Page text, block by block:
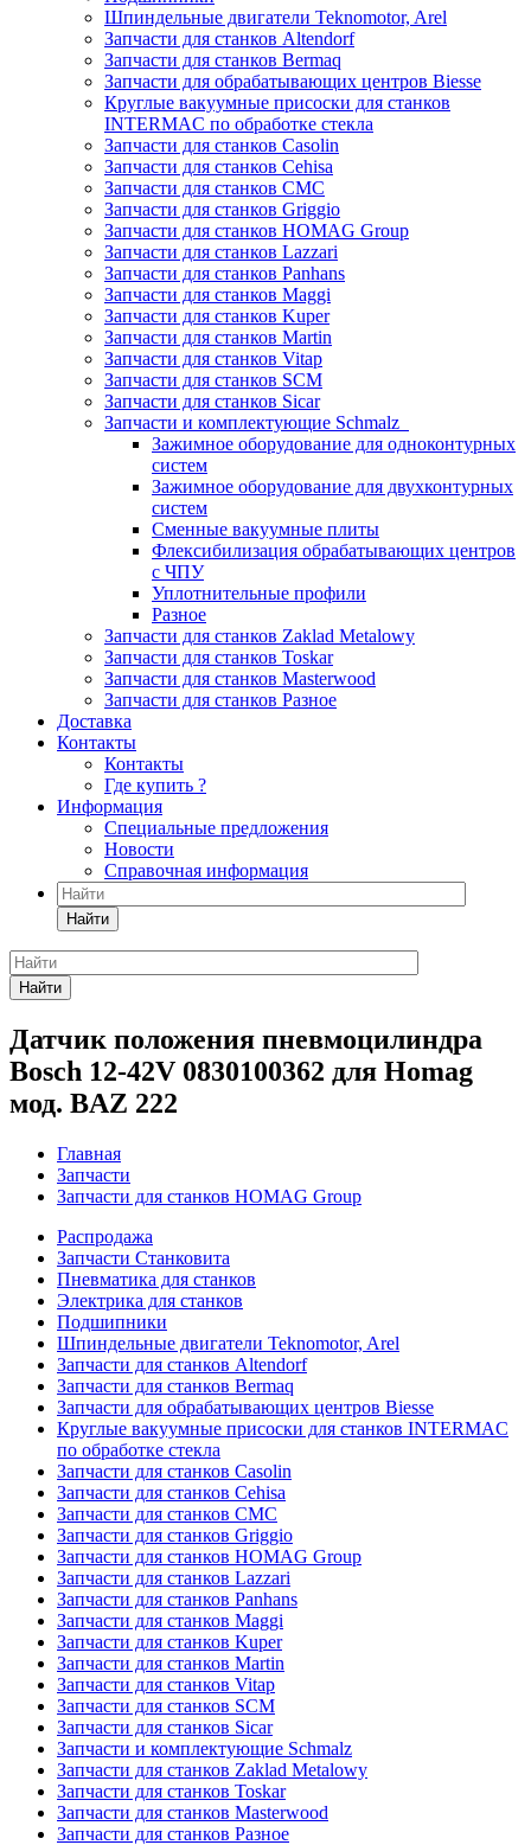
Шпиндельные двигатели Teknomotor, Arel
Запчасти для станков Altendorf
Запчасти для станков Bermaq
Запчасти для обрабатывающих центров Biesse
Круглые вакуумные присоски для станков
INTERMAC по обработке стекла
Запчасти для станков Casolin
Запчасти для станков Cehisa
Запчасти для станков CMC
Запчасти для станков Griggio
Запчасти для станков HOMAG Group
Запчасти для станков Lazzari
Запчасти для станков Panhans
Запчасти для станков Maggi
Запчасти для станков Kuper
Запчасти для станков Martin
Запчасти для станков Vitap
Запчасти для станков SCM
Запчасти для станков Sicar
Запчасти и комплектующие Schmalz
Зажимное оборудование для одноконтурных
систем
Зажимное оборудование для двухконтурных
систем
Сменные вакуумные плиты
Флексибилизация обрабатывающих центров
с ЧПУ
Уплотнительные профили
Разное
Запчасти для станков Zaklad Metalowy
Запчасти для станков Toskar
Запчасти для станков Masterwood
Запчасти для станков Разное
Доставка
Контакты
Контакты
Где купить ?
Информация
Специальные предложения
Новости
Справочная информация
Найти
Найти
Датчик положения пневмоцилиндра
Bosch 12-42V 0830100362 для Homag
мод. BAZ 222
Главная
Запчасти
Запчасти для станков HOMAG Group
Распродажа
Запчасти Станковита
Пневматика для станков
Электрика для станков
Подшипники
Шпиндельные двигатели Teknomotor, Arel
Запчасти для станков Altendorf
Запчасти для станков Bermaq
Запчасти для обрабатывающих центров Biesse
Круглые вакуумные присоски для станков INTERMAC
по обработке стекла
Запчасти для станков Casolin
Запчасти для станков Cehisa
Запчасти для станков CMC
Запчасти для станков Griggio
Запчасти для станков HOMAG Group
Запчасти для станков Lazzari
Запчасти для станков Panhans
Запчасти для станков Maggi
Запчасти для станков Kuper
Запчасти для станков Martin
Запчасти для станков Vitap
Запчасти для станков SCM
Запчасти для станков Sicar
Запчасти и комплектующие Schmalz
Запчасти для станков Zaklad Metalowy
Запчасти для станков Toskar
Запчасти для станков Masterwood
Запчасти для станков Разное